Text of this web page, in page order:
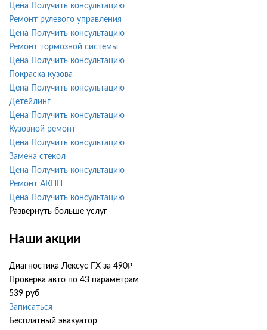
Цена
Получить консультацию
Ремонт рулевого управления
Цена
Получить консультацию
Ремонт тормозной системы
Цена
Получить консультацию
Покраска кузова
Цена
Получить консультацию
Детейлинг
Цена
Получить консультацию
Кузовной ремонт
Цена
Получить консультацию
Замена стекол
Цена
Получить консультацию
Ремонт АКПП
Цена
Получить консультацию
Развернуть больше услуг
Наши акции
Диагностика Лексус ГХ за 490₽
Проверка авто по 43 параметрам
539 руб
Записаться
Бесплатный эвакуатор